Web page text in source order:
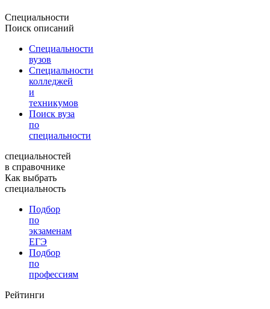
Специальности
Поиск описаний
Специальности
вузов
Специальности
колледжей
и
техникумов
Поиск вуза
по
специальности
специальностей
в справочнике
Как выбрать
специальность
Подбор
по
экзаменам
ЕГЭ
Подбор
по
профессиям
Рейтинги